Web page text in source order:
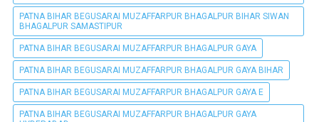
PATNA BIHAR BEGUSARAI MUZAFFARPUR BHAGALPUR BIHAR SIWAN
BHAGALPUR SAMASTIPUR
PATNA BIHAR BEGUSARAI MUZAFFARPUR BHAGALPUR GAYA
PATNA BIHAR BEGUSARAI MUZAFFARPUR BHAGALPUR GAYA BIHAR
PATNA BIHAR BEGUSARAI MUZAFFARPUR BHAGALPUR GAYA E
PATNA BIHAR BEGUSARAI MUZAFFARPUR BHAGALPUR GAYA